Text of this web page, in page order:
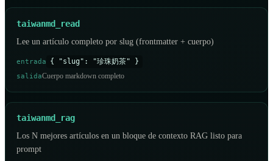
taiwanmd_read
Lee un artículo completo por slug (frontmatter + cuerpo)
entrada { "slug": "珍珠奶茶" }
salidaCuerpo markdown completo
taiwanmd_rag
Los N mejores artículos en un bloque de contexto RAG listo para
prompt